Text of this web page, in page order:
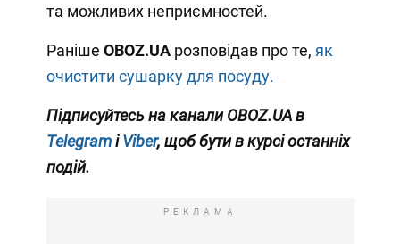
та можливих неприємностей.
Раніше OBOZ.UA розповідав про те, як
очистити сушарку для посуду.
Підписуйтесь на канали OBOZ.UAв
TelegramіViber, щоб бути в курсі останніх
подій.
РЕКЛАМА